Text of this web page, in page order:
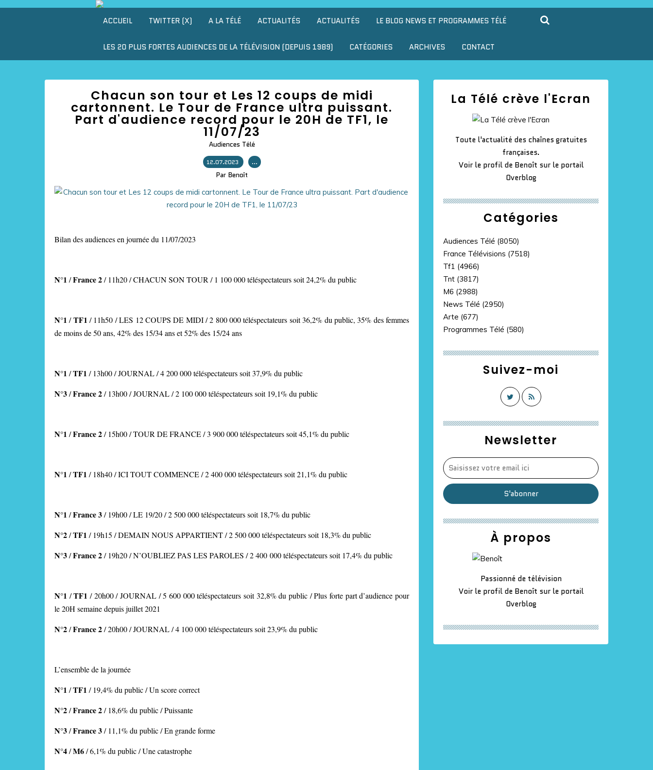
ACCUEIL TWITTER (X) A LA TÉLÉ ACTUALITÉS ACTUALITÉS LE BLOG NEWS ET PROGRAMMES TÉLÉ
LES 20 PLUS FORTES AUDIENCES DE LA TÉLÉVISION (DEPUIS 1989) CATÉGORIES ARCHIVES CONTACT
Chacun son tour et Les 12 coups de midi
cartonnent. Le Tour de France ultra puissant.
Part d'audience record pour le 20H de TF1, le
11/07/23
Audiences Télé
12.07.2023 …
Par Benoît
Bilan des audiences en journée du 11/07/2023
N°1 /France 2/ 11h20 / CHACUN SON TOUR / 1 100 000 téléspectateurs soit 24,2% du public
N°1 /TF1 / 11h50 / LES 12 COUPS DE MIDI / 2 800 000 téléspectateurs soit 36,2% du public, 35% des femmes
de moins de 50 ans, 42% des 15/34 ans et 52% des 15/24 ans
N°1 /TF1 / 13h00 / JOURNAL/ 4 200 000 téléspectateurs soit 37,9% du public
N°3/France 2/ 13h00 / JOURNAL/ 2 100 000 téléspectateurs soit 19,1% du public
N°1 /France 2/ 15h00 / TOUR DE FRANCE/ 3 900 000 téléspectateurs soit 45,1% du public
N°1 /TF1 / 18h40 / ICI TOUT COMMENCE/ 2 400 000 téléspectateurs soit 21,1% du public
N°1 /France 3/ 19h00 / LE 19/20 / 2 500 000 téléspectateurs soit 18,7% du public
N°2/TF1 / 19h15 / DEMAIN NOUS APPARTIENT/ 2 500 000 téléspectateurs soit 18,3% du public
N°3/France 2/ 19h20 / N’OUBLIEZ PAS LES PAROLES / 2 400 000 téléspectateurs soit 17,4% du public
N°1 /TF1/ 20h00 / JOURNAL / 5 600 000 téléspectateurs soit 32,8% du public / Plus forte part d’audience pour
le 20H semaine depuis juillet 2021
N°2/France 2/20h00 / JOURNAL /4 100 000 téléspectateurs soit 23,9% du public
L’ensemble de la journée
N°1 /TF1 / 19,4% du public / Un score correct
N°2/France 2/ 18,6% du public / Puissante
N°3/France 3/ 11,1% du public / En grande forme
N°4/M6/ 6,1% du public / Une catastrophe
Newsletter
Catégories
Audiences Télé (8050)
France Télévisions (7518)
Tf1 (4966)
Tnt (3817)
M6 (2988)
News Télé (2950)
Arte (677)
Programmes Télé (580)
La Télé crève l'Ecran
Toute l'actualité des chaînes gratuites
françaises.
Voir le profil de Benoît sur le portail
Overblog
Suivez-moi
À propos
Passionné de télévision
Voir le profil de Benoît sur le portail
Overblog